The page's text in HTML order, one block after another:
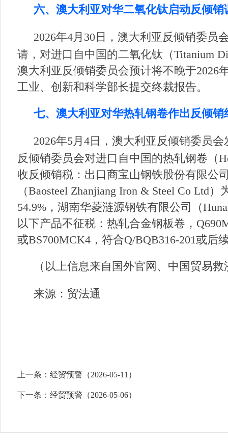
六、澳大利亚对华二氧化钛启动反倾销
2026年4月30日，澳大利亚反倾销委员
请，对进口自中国的二氧化钛（Titanium
澳大利亚反倾销委员会预计将不晚于2026
工业、创新和科学部长提交终裁报告。
七、澳大利亚对华热轧钢卷作出反倾销
2026年5月4日，澳大利亚反倾销委员
反倾销委员会对进口自中国的热轧钢卷（
收反倾销税：出口商宝山钢铁股份有限公
（Baosteel Zhanjiang Iron & Steel Co Ltd
54.9%，湖南华菱涟源钢铁有限公司（
以下产品不征税：热轧合金钢板卷，
或BS700MCK4，符合Q/BQB316-201或后
（以上信息来自国外官网、中国贸易
来源：贸法通
上一条： 经贸预警（2026-05-11）
下一条： 经贸预警（2026-05-06）